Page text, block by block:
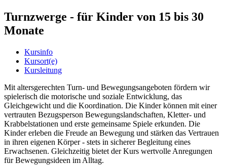
Turnzwerge - für Kinder von 15 bis 30
Monate
Kursinfo
Kursort(e)
Kursleitung
Mit altersgerechten Turn- und Bewegungsangeboten fördern wir
spielerisch die motorische und soziale Entwicklung, das
Gleichgewicht und die Koordination. Die Kinder können mit einer
vertrauten Bezugsperson Bewegungslandschaften, Kletter- und
Krabbelstationen und erste gemeinsame Spiele erkunden. Die
Kinder erleben die Freude an Bewegung und stärken das Vertrauen
in ihren eigenen Körper - stets in sicherer Begleitung eines
Erwachsenen. Gleichzeitig bietet der Kurs wertvolle Anregungen
für Bewegungsideen im Alltag.